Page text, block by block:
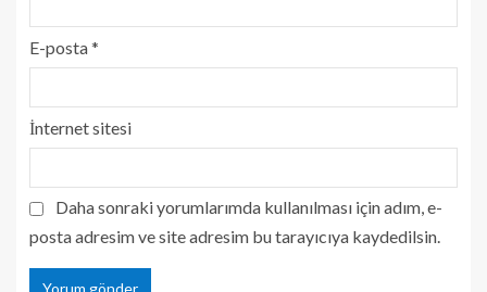
E-posta*
İnternet sitesi
Daha sonraki yorumlarımda kullanılması için adım, e-
posta adresim ve site adresim bu tarayıcıya kaydedilsin.